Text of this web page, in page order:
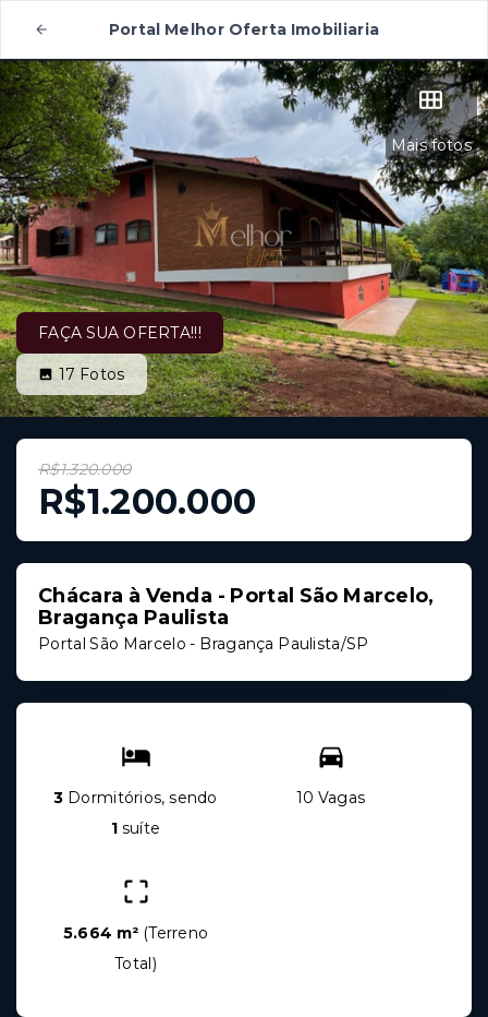
Portal Melhor Oferta Imobiliaria
Mais fotos
FAÇA SUA OFERTA!!!
17 Fotos
R$1.320.000
R$1.200.000
Chácara à Venda - Portal São Marcelo,
Bragança Paulista
Portal São Marcelo - Bragança Paulista/SP
3 Dormitórios, sendo
1 suíte
10 Vagas
5.664 m² (Terreno
Total)